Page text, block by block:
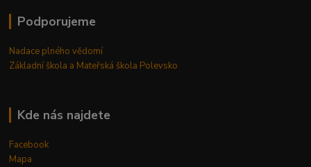
Podporujeme
Nadace plného vědomí
Základní škola a Mateřská škola Polevsko
Kde nás najdete
Facebook
Mapa